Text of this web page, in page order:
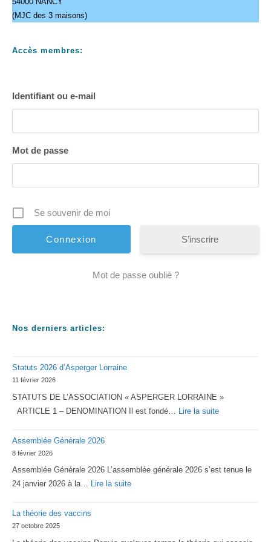
(MJC des 3 maisons)
Accès membres:
Identifiant ou e-mail
Mot de passe
Se souvenir de moi
S’inscrire
Mot de passe oublié ?
Nos derniers articles:
Statuts 2026 d’Asperger Lorraine
11 février 2026
STATUTS DE L’ASSOCIATION « ASPERGER LORRAINE »
ARTICLE 1 – DENOMINATION Il est fondé… Lire la suite:
Lorraine
Assemblée Générale 2026
8 février 2026
Assemblée Générale 2026 L’assemblée générale 2026 s’est tenue le
24 janvier 2026 à la… Lire la suite:
La théorie des vaccins
27 octobre 2025